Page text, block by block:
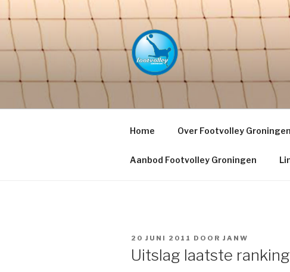
de
inhoud
springen
PETACCHI'S
Home Over Footvolley Groningen
Aanbod Footvolley Groningen
GEPLAATST
20 JUNI 2011 DOOR JANW
Uitslag laatste